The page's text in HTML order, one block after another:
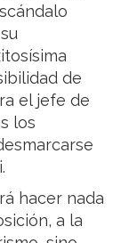
de
el jefe de
los
hacer nada
a la